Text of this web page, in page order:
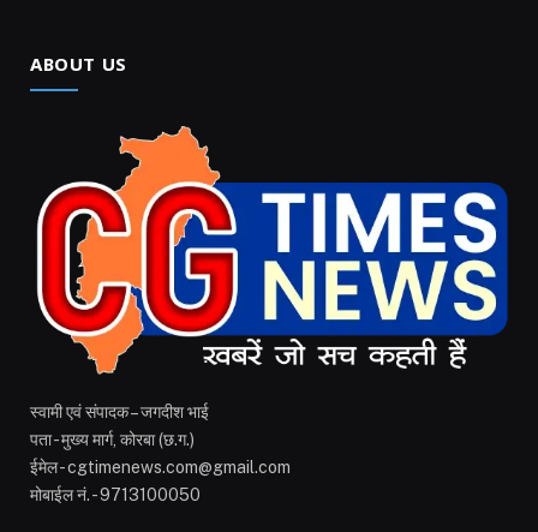
ABOUT US
स्वामी एवं संपादक – जगदीश भाई
पता - मुख्य मार्ग, कोरबा (छ.ग.)
ईमेल - cgtimenews.com@gmail.com
मोबाईल नं. - 9713100050